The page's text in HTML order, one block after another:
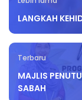
LANGKAH
Terbaru
MAJLIS
SABAH